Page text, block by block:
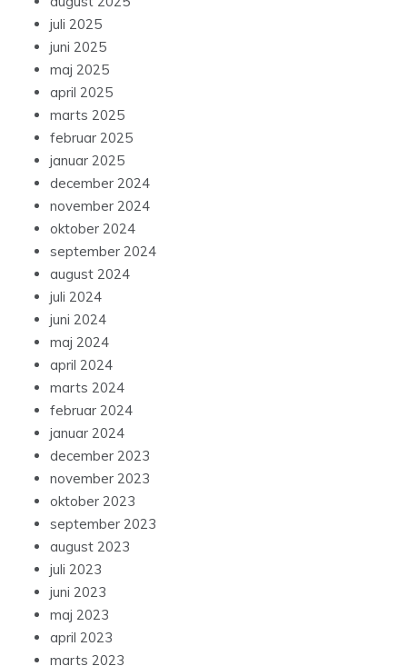
juli 2025
juni 2025
maj 2025
april 2025
marts 2025
februar 2025
januar 2025
december 2024
november 2024
oktober 2024
september 2024
august 2024
juli 2024
juni 2024
maj 2024
april 2024
marts 2024
februar 2024
januar 2024
december 2023
november 2023
oktober 2023
september 2023
august 2023
juli 2023
juni 2023
maj 2023
april 2023
marts 2023